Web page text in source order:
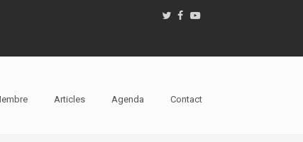
Articles Agenda Contact